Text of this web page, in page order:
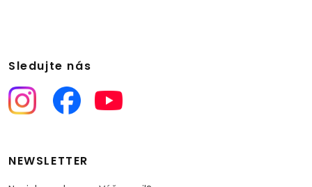
Sledujte nás
NEWSLETTER